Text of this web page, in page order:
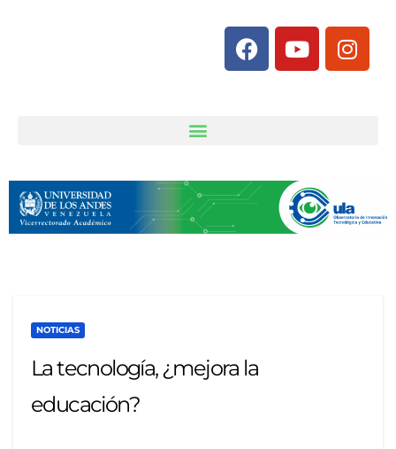
NOTICIAS
La tecnología, ¿mejora la
educación?